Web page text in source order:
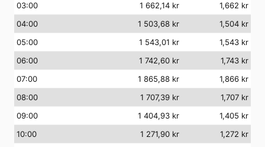
03:00 1 662,14 kr
1,662 kr
04:00 1 503,68 kr
1,504 kr
05:00 1 543,01 kr
1,543 kr
06:00 1 742,60 kr
1,743 kr
07:00 1 865,88 kr
1,866 kr
08:00 1 707,39 kr
1,707 kr
09:00 1 404,93 kr
1,405 kr
10:00 1 271,90 kr
1,272 kr